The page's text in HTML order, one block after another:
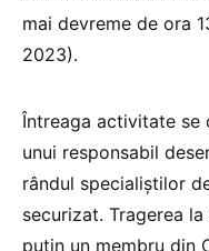
mai devreme de ora
2023).
Întreaga activitate se
unui responsabil
rândul specialiștilor
securizat. Tragerea
puțin un membru din